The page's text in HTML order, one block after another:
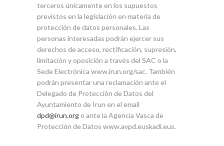
terceros únicamente en los supuestos
previstos en la legislación en materia de
protección de datos personales. Las
personas interesadas podrán ejercer sus
derechos de acceso, rectificación, supresión,
limitación y oposición a través del SAC o la
Sede Electrónica www.irun.org/sac. También
podrán presentar una reclamación ante el
Delegado de Protección de Datos del
Ayuntamiento de Irun en el email
dpd@irun.org o ante la Agencia Vasca de
Protección de Datos www.avpd.euskadi.eus.